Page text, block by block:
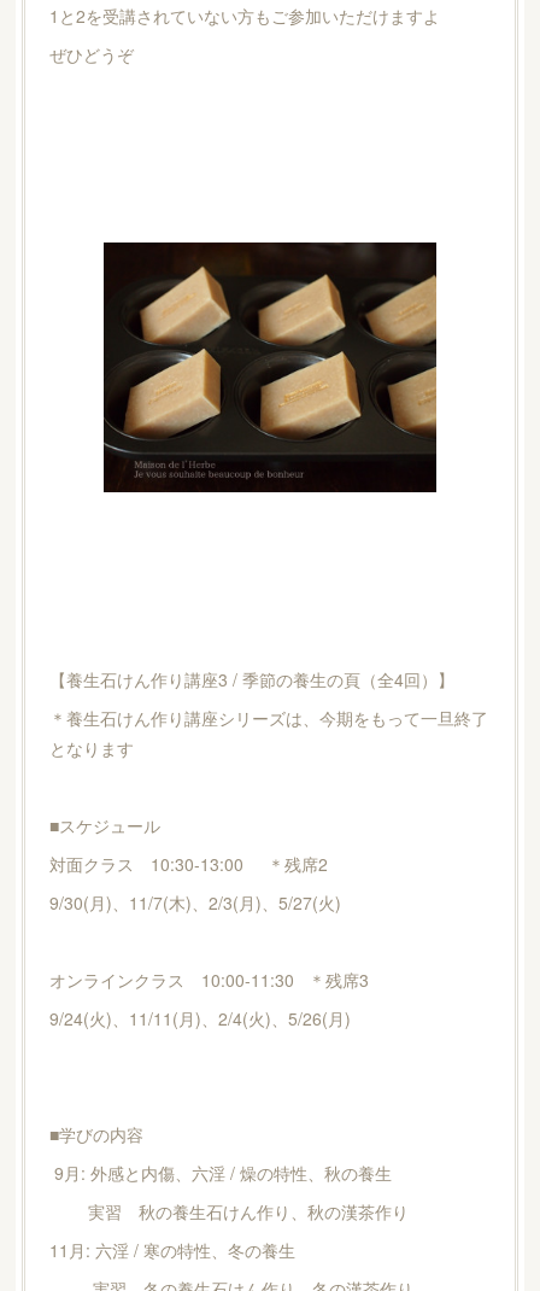
1と2を受講されていない方もご参加いただけますよ
ぜひどうぞ
【養生石けん作り講座3 / 季節の養生の頁（全4回）】
＊養生石けん作り講座シリーズは、今期をもって一旦終了
となります
■スケジュール
対面クラス 10:30-13:00 ＊残席2
9/30(月)、11/7(木)、2/3(月)、5/27(火)
オンラインクラス 10:00-11:30 ＊残席3
9/24(火)、11/11(月)、2/4(火)、5/26(月)
■学びの内容
9月: 外感と内傷、六淫 / 燥の特性、秋の養生
実習 秋の養生石けん作り、秋の漢茶作り
11月: 六淫 / 寒の特性、冬の養生